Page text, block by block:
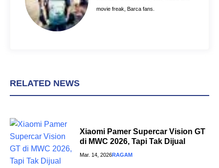
movie freak, Barca fans.
RELATED NEWS
Xiaomi Pamer Supercar Vision GT
di MWC 2026, Tapi Tak Dijual
Mar. 14, 2026RAGAM